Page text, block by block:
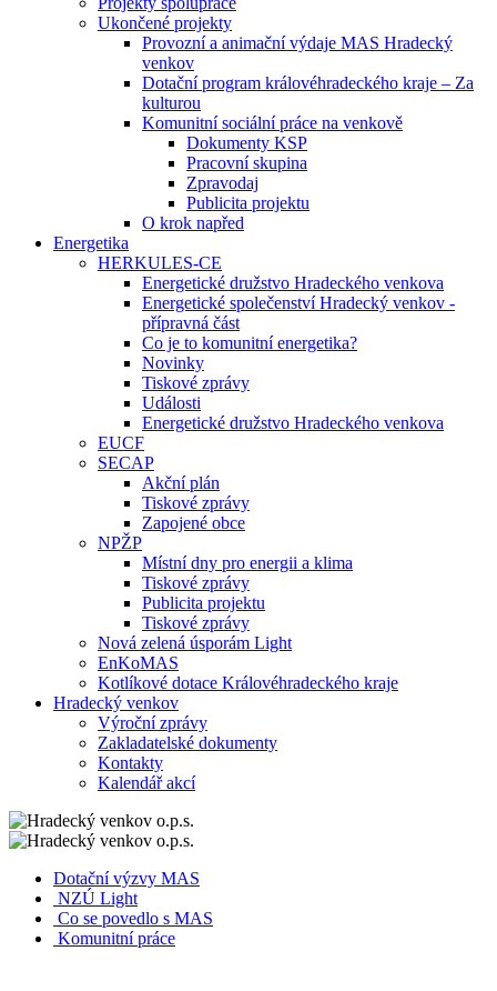
Ukončené projekty
Provozní a animační výdaje MAS Hradecký
venkov
Dotační program královéhradeckého kraje – Za
kulturou
Komunitní sociální práce na venkově
Dokumenty KSP
Pracovní skupina
Zpravodaj
Publicita projektu
O krok napřed
Energetika
HERKULES-CE
Energetické družstvo Hradeckého venkova
Energetické společenství Hradecký venkov -
přípravná část
Co je to komunitní energetika?
Novinky
Tiskové zprávy
Události
Energetické družstvo Hradeckého venkova
EUCF
SECAP
Akční plán
Tiskové zprávy
Zapojené obce
NPŽP
Místní dny pro energii a klima
Tiskové zprávy
Publicita projektu
Tiskové zprávy
Nová zelená úsporám Light
EnKoMAS
Kotlíkové dotace Královéhradeckého kraje
Hradecký venkov
Výroční zprávy
Zakladatelské dokumenty
Kontakty
Kalendář akcí
Dotační výzvy MAS
NZÚ Light
Co se povedlo s MAS
Komunitní práce